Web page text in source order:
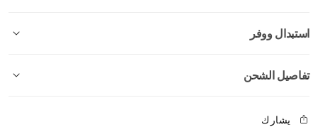
استبدال ووفر
تفاصيل الشحن
يشارك